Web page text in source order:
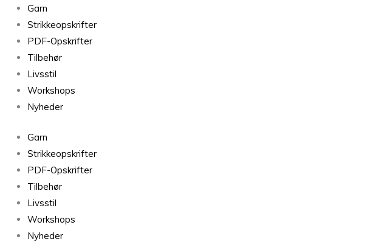
Garn
Strikkeopskrifter
PDF-Opskrifter
Tilbehør
Livsstil
Workshops
Nyheder
Garn
Strikkeopskrifter
PDF-Opskrifter
Tilbehør
Livsstil
Workshops
Nyheder
Bøllefrø
Matcha
antal